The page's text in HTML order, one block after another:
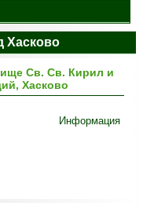
Хасково
Св. Св. Кирил и
Хасково
Информация